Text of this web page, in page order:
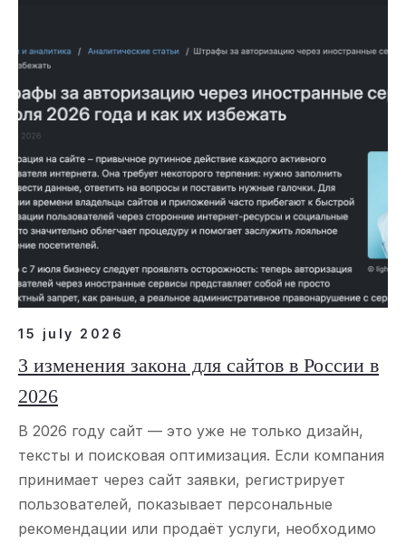
15 july 2026
3 изменения закона для сайтов в России в
2026
В 2026 году сайт — это уже не только дизайн,
тексты и поисковая оптимизация. Если компания
принимает через сайт заявки, регистрирует
пользователей, показывает персональные
рекомендации или продаёт услуги, необходимо